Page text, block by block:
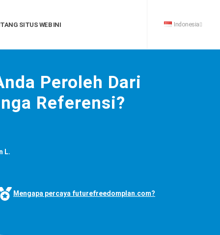
SITUS WEB INI Indonesia
Peroleh Dari
Referensi?
L.
Mengapa percaya futurefreedomplan.com?